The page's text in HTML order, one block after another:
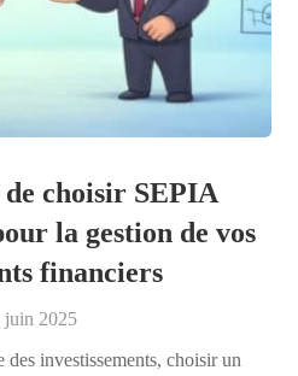
de choisir SEPIA
la gestion de vos
financiers
juin 2025
investissements, choisir un